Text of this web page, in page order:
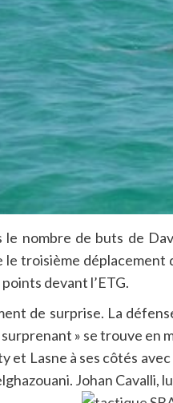
le nombre de buts de
le troisième
devant l’ETG.
de surprise. La
surprenant » se trouve
et Lasne à ses côtés
Johan Cavalli,